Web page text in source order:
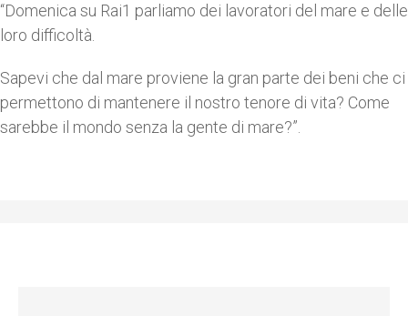
“Domenica su Rai1 parliamo dei lavoratori del mare e delle
loro difficoltà.
Sapevi che dal mare proviene la gran parte dei beni che ci
permettono di mantenere il nostro tenore di vita? Come
sarebbe il mondo senza la gente di mare?”.